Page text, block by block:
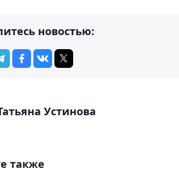
новостью:
Устинова
также